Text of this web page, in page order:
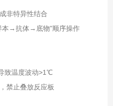
非特异性结合
→抗体→底物"顺序操作
温度波动>1℃
止叠放反应板